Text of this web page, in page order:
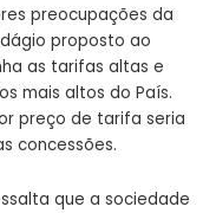
preocupações da
proposto ao
as tarifas altas e
mais altos do País.
preço de tarifa seria
concessões.
que a sociedade